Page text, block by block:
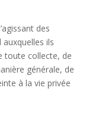
des
ils
toute collecte, de
générale, de
à la vie privée